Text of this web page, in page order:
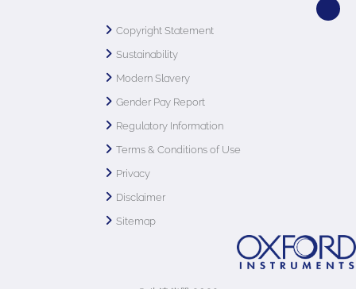
Copyright Statement
Sustainability
Modern Slavery
Gender Pay Report
Regulatory Information
Terms & Conditions of Use
Privacy
Disclaimer
Sitemap